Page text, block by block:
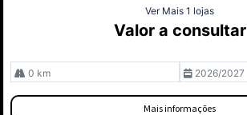
Ver Mais 1 lojas
Valor a consultar
0 km 2026/2027
Mais informações